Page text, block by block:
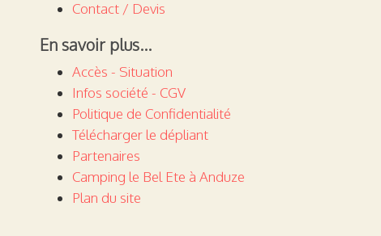
Contact / Devis
En savoir plus...
Accès - Situation
Infos société - CGV
Politique de Confidentialité
Télécharger le dépliant
Partenaires
Camping le Bel Ete à Anduze
Plan du site